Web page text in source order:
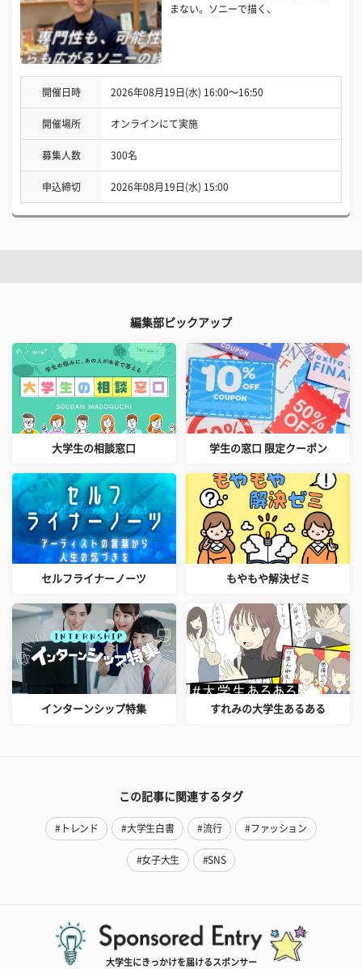
まない。ソニーで描く、
開催日時 2026年08月19日(水) 16:00〜16:50
開催場所 オンラインにて実施
募集人数 300名
申込締切 2026年08月19日(水) 15:00
編集部ピックアップ
大学生の相談窓口 学生の窓口 限定クーポン
セルフライナーノーツ もやもや解決ゼミ
インターンシップ特集 すれみの大学生あるある
この記事に関連するタグ
#トレンド #大学生白書 #流行 #ファッション
#女子大生 #SNS
大学生にきっかけを届けるスポンサー